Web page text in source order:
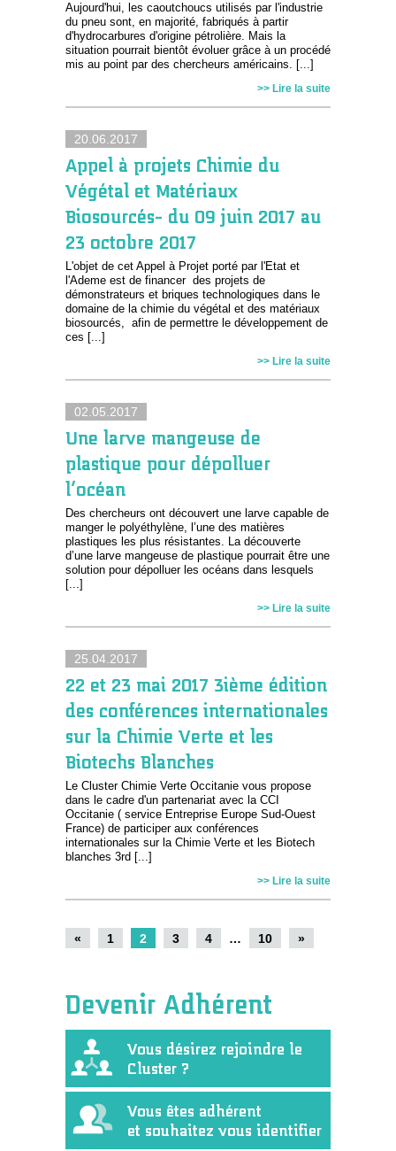
Aujourd'hui, les caoutchoucs utilisés par l'industrie
du pneu sont, en majorité, fabriqués à partir
d'hydrocarbures d'origine pétrolière. Mais la
situation pourrait bientôt évoluer grâce à un procédé
mis au point par des chercheurs américains. [...]
>> Lire la suite
20.06.2017
Appel à projets Chimie du
Végétal et Matériaux
Biosourcés- du 09 juin 2017 au
23 octobre 2017
L'objet de cet Appel à Projet porté par l'Etat et
l'Ademe est de financer des projets de
démonstrateurs et briques technologiques dans le
domaine de la chimie du végétal et des matériaux
biosourcés, afin de permettre le développement de
ces [...]
>> Lire la suite
02.05.2017
Une larve mangeuse de
plastique pour dépolluer
l’océan
Des chercheurs ont découvert une larve capable de
manger le polyéthylène, l’une des matières
plastiques les plus résistantes. La découverte
d’une larve mangeuse de plastique pourrait être une
solution pour dépolluer les océans dans lesquels
[...]
>> Lire la suite
25.04.2017
22 et 23 mai 2017 3ième édition
des conférences internationales
sur la Chimie Verte et les
Biotechs Blanches
Le Cluster Chimie Verte Occitanie vous propose
dans le cadre d'un partenariat avec la CCI
Occitanie ( service Entreprise Europe Sud-Ouest
France) de participer aux conférences
internationales sur la Chimie Verte et les Biotech
blanches 3rd [...]
>> Lire la suite
« 1 2 3 4 … 10 »
Devenir Adhérent
Vous désirez rejoindre le
Cluster ?
Vous êtes adhérent
et souhaitez vous identifier